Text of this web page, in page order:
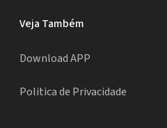
Veja Também
Download APP
Politica de Privacidade